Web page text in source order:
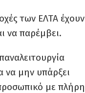
των ΕΛΤΑ έχουν
να παρέμβει.
να μην υπάρξει
με πλήρη